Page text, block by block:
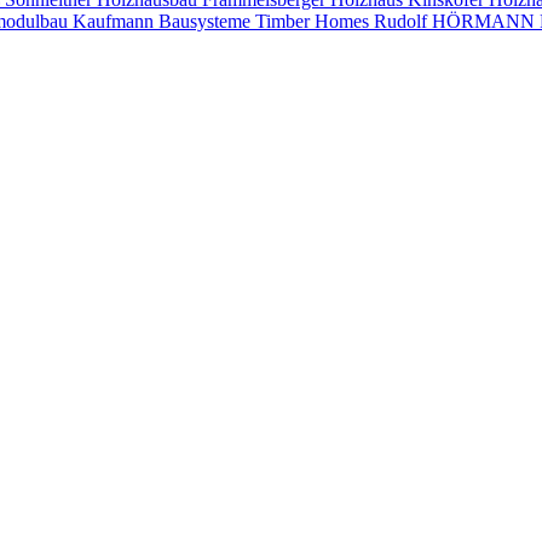
Kaufmann Bausysteme Timber Homes Rudolf HÖRMANN